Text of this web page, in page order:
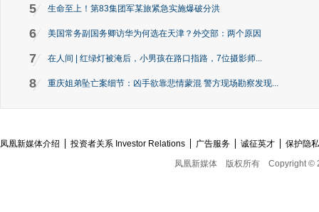
5 生命至上！第83集团军某旅紧急实施爆破分洪
6 美国常务副国务卿访华为何选在天津？外交部：两个原因
7 在人间 | 红绿灯被淹后，小男孩在路口指路，7位摄影师...
8 重庆姐弟坠亡案细节：凶手欲靠悲情蒙混 警方现场勘察发现...
凤凰新媒体介绍 投资者关系 Investor Relations 广告服务 诚征英才
保护隐
凤凰新媒体
版权所有 Copyright ©